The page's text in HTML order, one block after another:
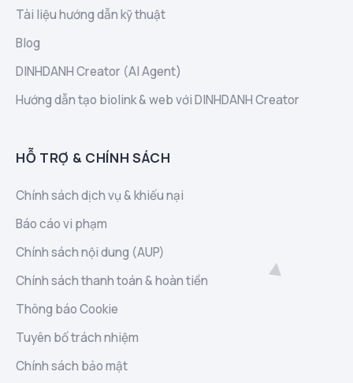
Tài liệu hướng dẫn kỹ thuật
Blog
DINHDANH Creator (AI Agent)
Hướng dẫn tạo biolink & web với DINHDANH Creator
HỖ TRỢ & CHÍNH SÁCH
Chính sách dịch vụ & khiếu nại
Báo cáo vi phạm
Chính sách nội dung (AUP)
Chính sách thanh toán & hoàn tiền
Thông báo Cookie
Tuyên bố trách nhiệm
Chính sách bảo mật